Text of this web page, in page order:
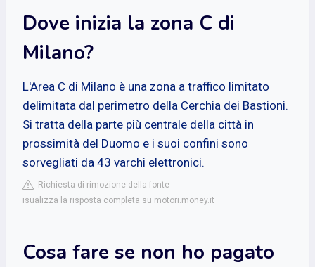
Dove inizia la zona C di
Milano?
L'Area C di Milano è una zona a traffico limitato
delimitata dal perimetro della Cerchia dei Bastioni.
Si tratta della parte più centrale della città in
prossimità del Duomo e i suoi confini sono
sorvegliati da 43 varchi elettronici.
Richiesta di rimozione della fonte
isualizza la risposta completa su motori.money.it
Cosa fare se non ho pagato